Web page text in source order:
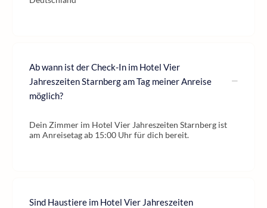
Ab wann ist der Check-In im Hotel Vier
Jahreszeiten Starnberg am Tag meiner Anreise
möglich?
Dein Zimmer im Hotel Vier Jahreszeiten Starnberg ist
am Anreisetag ab 15:00 Uhr für dich bereit.
Sind Haustiere im Hotel Vier Jahreszeiten